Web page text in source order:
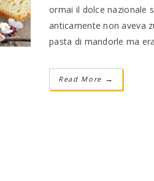
ormai il dolce nazionale
anticamente non aveva
pasta di mandorle ma
Read More →